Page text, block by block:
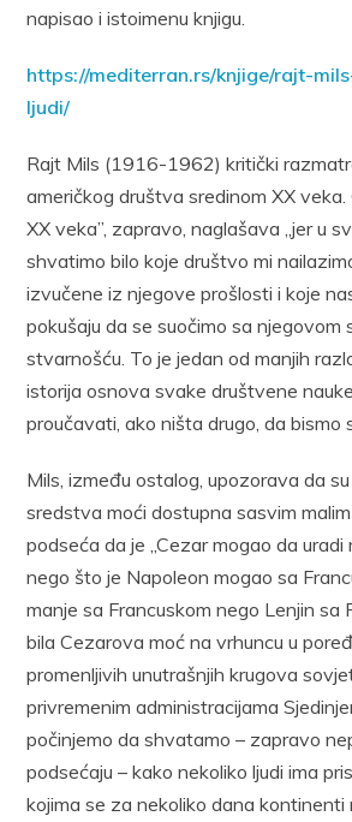
napisao i istoimenu knjigu.
https://mediterran.rs/knjige/rajt-
ljudi/
Rajt Mils (1916-1962) kritički
američkog društva sredinom XX veka.
XX veka”, zapravo, naglašava „jer u
shvatimo bilo koje društvo mi
izvučene iz njegove prošlosti i koje
pokušaju da se suočimo sa njegovom
stvarnošću. To je jedan od manjih
istorija osnova svake društvene
proučavati, ako ništa drugo, da bismo
Mils, između ostalog, upozorava da
sredstva moći dostupna sasvim malim
podseća da je „Cezar mogao da uradi
nego što je Napoleon mogao sa
manje sa Francuskom nego Lenjin sa
bila Cezarova moć na vrhuncu u
promenljivih unutrašnjih krugova
privremenim administracijama
počinjemo da shvatamo – zapravo
podsećaju – kako nekoliko ljudi ima
kojima se za nekoliko dana kontinenti